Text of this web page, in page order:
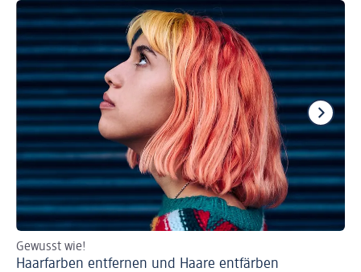
Gewusst wie!
Haarfarben entfernen und Haare entfärben